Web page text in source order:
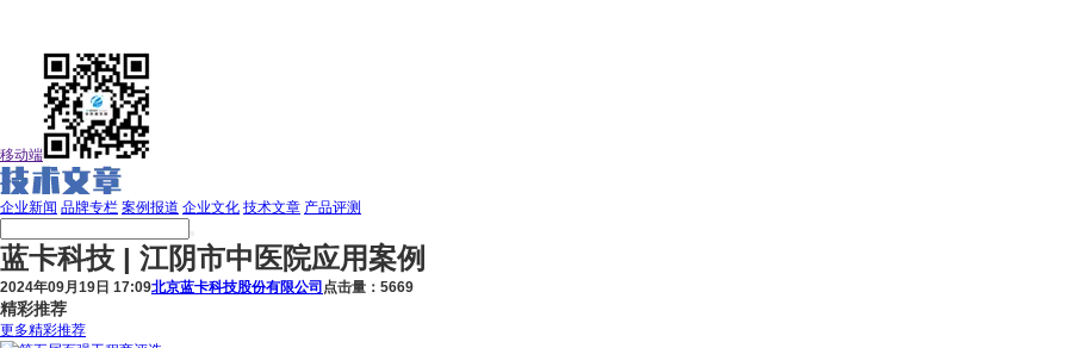
移动端
企业新闻 品牌专栏 案例报道 企业文化 技术文章 产品评测
蓝卡科技 | 江阴市中医院应用案例
2024年09月19日 17:09北京蓝卡科技股份有限公司 点击量：5669
精彩推荐
更多精彩推荐